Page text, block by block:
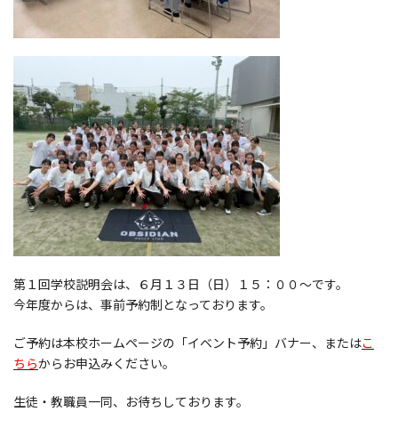
第１回学校説明会は、６月１３日（日）１５：００～です。
今年度からは、事前予約制となっております。
ご予約は本校ホームページの「イベント予約」バナー、またはこ
ちらからお申込みください。
生徒・教職員一同、お待ちしております。